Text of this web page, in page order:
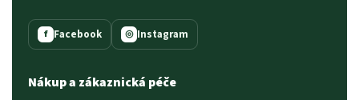
f Facebook ◎ Instagram
Nákup a zákaznická péče